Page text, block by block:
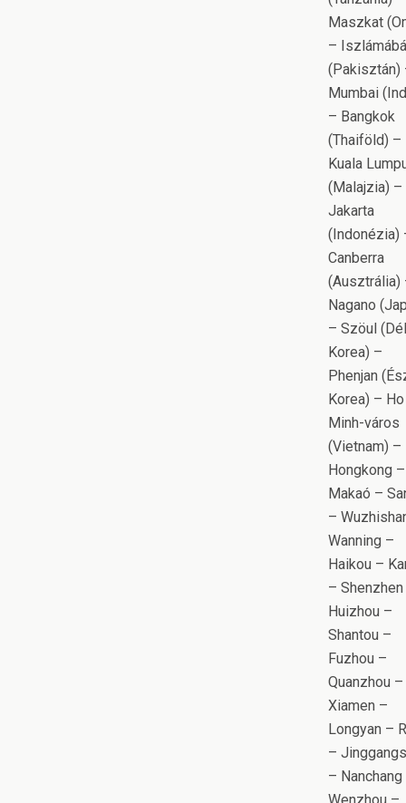
Maszkat
–
(Pakisztán)
Mumbai
– Bangkok
(Thaiföld) –
Kuala
(Malajzia) –
Jakarta
(Indonézia)
Canberra
(Ausztrália)
Nagano
– Szöul
Korea) –
Phenjan
Korea) –
Minh-város
(Vietnam) –
Hongkong –
Makaó –
–
Wanning –
Haikou –
–
Huizhou –
Shantou –
Fuzhou –
Quanzhou –
Xiamen –
Longyan –
–
–
Wenzhou –